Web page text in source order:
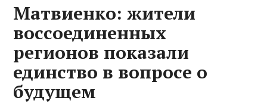
Матвиенко: жители
воссоединенных
регионов показали
единство в вопросе о
будущем